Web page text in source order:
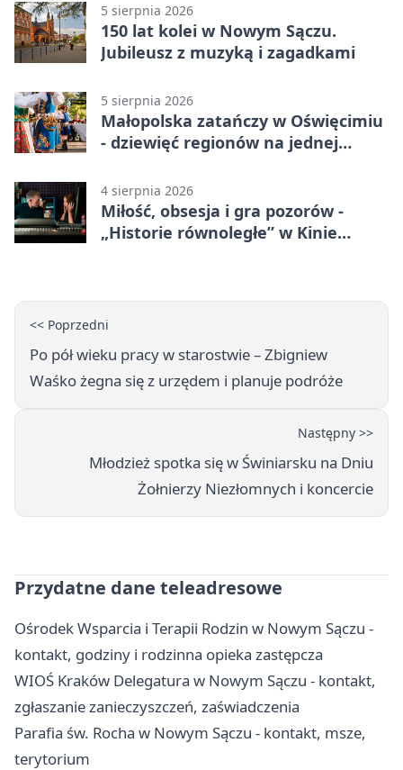
5 sierpnia 2026
150 lat kolei w Nowym Sączu.
Jubileusz z muzyką i zagadkami
5 sierpnia 2026
Małopolska zatańczy w Oświęcimiu
- dziewięć regionów na jednej
4 sierpnia 2026
Miłość, obsesja i gra pozorów -
„Historie równoległe” w Kinie
<< Poprzedni
Po pół wieku pracy w starostwie – Zbigniew
Waśko żegna się z urzędem i planuje podróże
Następny >>
Młodzież spotka się w Świniarsku na Dniu
Żołnierzy Niezłomnych i koncercie
Przydatne dane teleadresowe
Ośrodek Wsparcia i Terapii Rodzin w Nowym Sączu -
kontakt, godziny i rodzinna opieka zastępcza
WIOŚ Kraków Delegatura w Nowym Sączu - kontakt,
zgłaszanie zanieczyszczeń, zaświadczenia
Parafia św. Rocha w Nowym Sączu - kontakt, msze,
terytorium